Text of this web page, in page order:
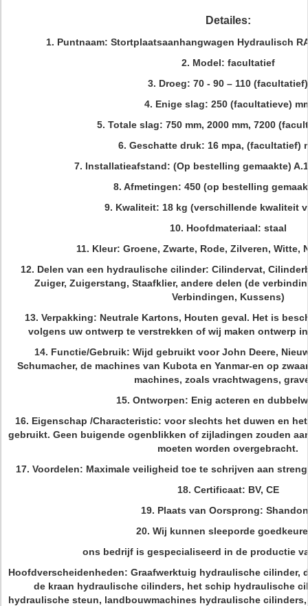
Detailes:
1. Puntnaam: Stortplaatsaanhangwagen Hydraulisch
2. Model: facultatief
3. Droeg: 70 - 90 – 110 (facultatief)
4. Enige slag: 250 (facultatieve)
5. Totale slag: 750 mm, 2000 mm, 7200
6. Geschatte druk: 16 mpa, (facultatief)
7. Installatieafstand: (Op bestelling gemaakte)
8. Afmetingen: 450 (op bestelling
9. Kwaliteit: 18 kg (verschillende kwaliteit
10. Hoofdmateriaal: staal
11. Kleur: Groene, Zwarte, Rode, Zilveren, Witte,
12. Delen van een hydraulische cilinder: Cilindervat,
Zuiger, Zuigerstang, Staafklier, andere delen (de
Verbindingen, Kussens)
13. Verpakking: Neutrale Kartons, Houten geval. Het is
volgens uw ontwerp te verstrekken of wij maken ontwerp
14. Functie/Gebruik: Wijd gebruikt voor John Deere,
Schumacher, de machines van Kubota en Yanmar-en op
machines, zoals vrachtwagens,
15. Ontworpen: Enig acteren en
16. Eigenschap /Characteristic: voor slechts het duwen en
gebruikt. Geen buigende ogenblikken of zijladingen zouden
moeten worden overgebracht.
17. Voordelen: Maximale veiligheid toe te schrijven aan
18. Certificaat: BV, CE
19. Plaats van Oorsprong:
20. Wij kunnen sleeporde
ons bedrijf is gespecialiseerd in de productie
Hoofdverscheidenheden: Graafwerktuig hydraulische cilinder,
de kraan hydraulische cilinders, het schip hydraulische
hydraulische steun, landbouwmachines hydraulische